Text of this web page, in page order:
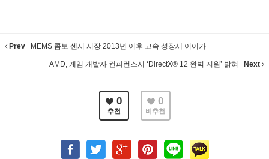
Prev MEMS 콤보 센서 시장 2013년 이후 고속 성장세 이어가
AMD, 게임 개발자 컨퍼런스서 ‘DirectX® 12 완벽 지원’ 밝혀 Next
0
추천
0
비추천